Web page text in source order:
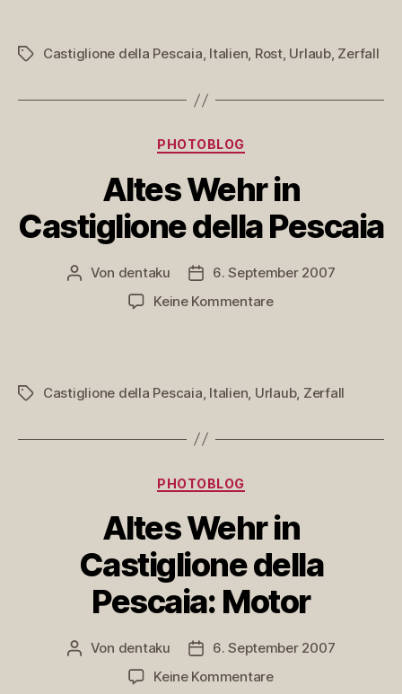
della
kein
Schlagwörter
Castiglione della Pescaia, Italien, Rost, Urlaub, Zerfall
Kategorien
PHOTOBLOG
Altes Wehr in
Castiglione della Pescaia
Beitragsautor
Von dentaku Veröffentlichungsdatum
6. September 2007
Keine Kommentarezu
della
Schlagwörter
Castiglione della Pescaia Italien Urlaub, Zerfall
Kategorien
PHOTOBLOG
Altes Wehr in
Castiglione della
Pescaia: Motor
Beitragsautor
Von dentaku Veröffentlichungsdatum
6. September 2007
Keine Kommentarezu